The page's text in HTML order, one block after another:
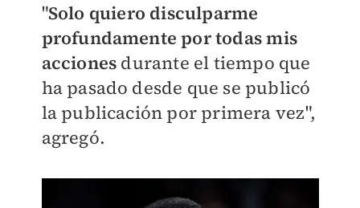
"Solo quiero disculparme
profundamente por todas mis
acciones durante el tiempo que
ha pasado desde que se publicó
la publicación por primera vez",
agregó.